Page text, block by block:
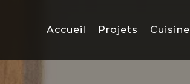
Accueil Projets Cuisine